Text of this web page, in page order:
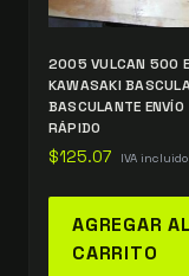
2005 VULCAN 500
KAWASAKI
BASCULANTE ENVÍO
RÁPIDO
$125.07 IVA incluido
AGREGAR AL
CARRITO